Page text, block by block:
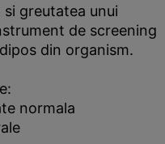
greutatea unui
de screening
din organism.
normala